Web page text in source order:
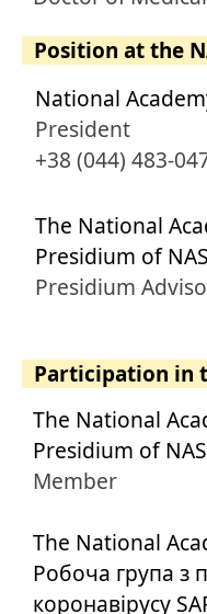
Position at the
National
President
+38 (044) 483-
The National
Presidium of
Presidium
Participation in
The National
Presidium of
Member
The National
Робоча група з
коронавірусу